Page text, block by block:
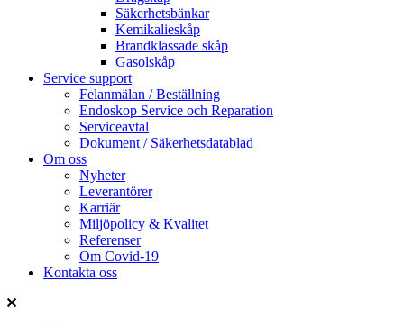
Säkerhetsbänkar
Kemikalieskåp
Brandklassade skåp
Gasolskåp
Service support
Felanmälan / Beställning
Endoskop Service och Reparation
Serviceavtal
Dokument / Säkerhetsdatablad
Om oss
Nyheter
Leverantörer
Karriär
Miljöpolicy & Kvalitet
Referenser
Om Covid-19
Kontakta oss